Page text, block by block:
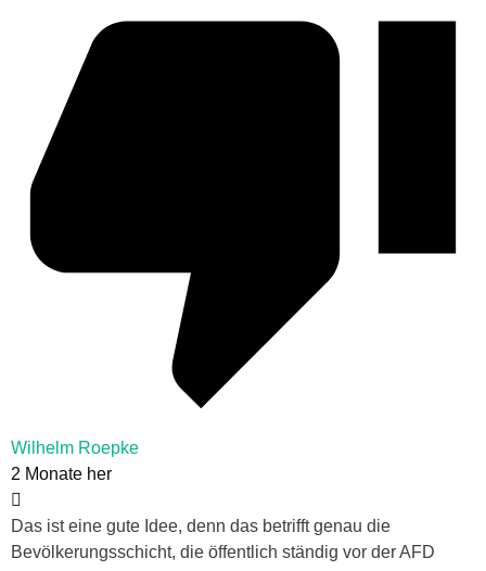
Wilhelm Roepke
2 Monate her
Das ist eine gute Idee, denn das betrifft genau die
Bevölkerungsschicht, die öffentlich ständig vor der AFD